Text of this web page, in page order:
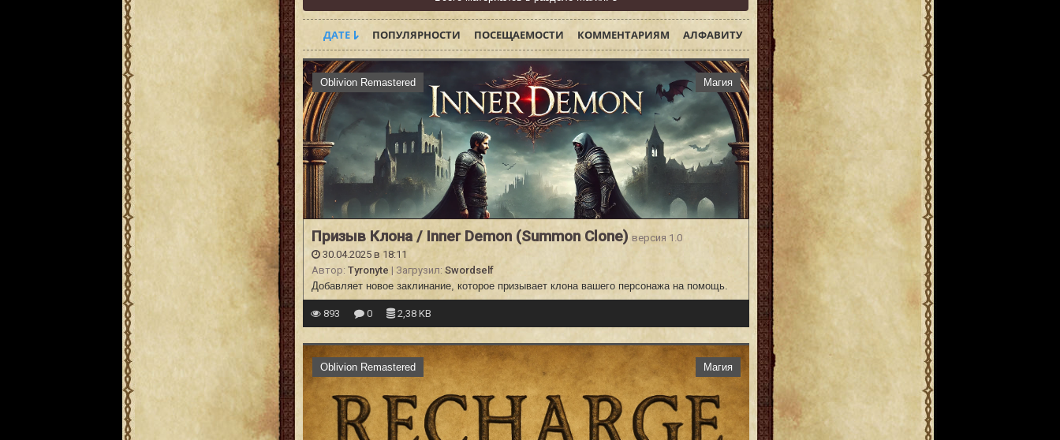
ДАТЕ ПОПУЛЯРНОСТИ ПОСЕЩАЕМОСТИ КОММЕНТАРИЯМ АЛФАВИТУ
Oblivion Remastered Магия
Призыв Клона / Inner Demon (Summon Clone) версия 1.0
30.04.2025 в 18:11
Автор: Tyronyte | Загрузил: Swordself
Добавляет новое заклинание, которое призывает клона вашего персонажа на помощь.
893 0 2,38 KB
Oblivion Remastered Магия